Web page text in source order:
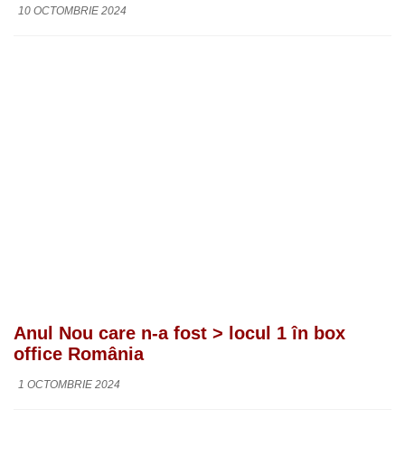
10 OCTOMBRIE 2024
Anul Nou care n-a fost > locul 1 în box
office România
1 OCTOMBRIE 2024